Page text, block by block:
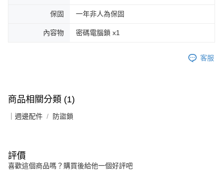
保固 一年非人為保固
內容物 密碼電腦鎖 x1
客服
商品相關分類 (1)
｜週邊配件 防盜鎖
評價
喜歡這個商品嗎？購買後給他一個好評吧